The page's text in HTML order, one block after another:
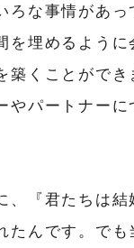
ろな事情があっ
を埋めるように
築くことができ
やパートナー
、『君たちは結
たんです。でも